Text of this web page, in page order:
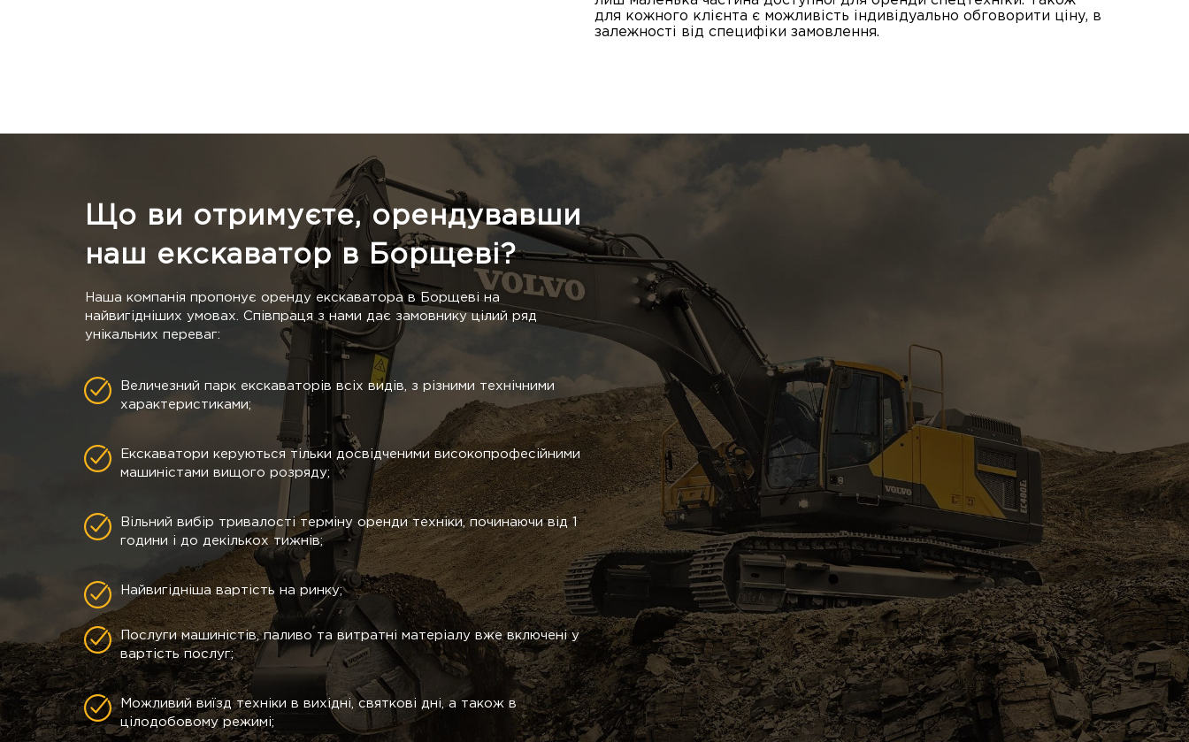
для кожного клієнта є можливість індивідуально обговорити ціну, в
залежності від специфіки замовлення.
Що ви отримуєте, орендувавши
наш екскаватор в Борщеві?
Наша компанія пропонує оренду екскаватора в Борщеві на
найвигідніших умовах. Співпраця з нами дає замовнику цілий ряд
унікальних переваг:
Величезний парк екскаваторів всіх видів, з різними технічними
характеристиками;
Екскаватори керуються тільки досвідченими високопрофесійними
машиністами вищого розряду;
Вільний вибір тривалості терміну оренди техніки, починаючи від 1
години і до декількох тижнів;
Найвигідніша вартість на ринку;
Послуги машиністів, паливо та витратні матеріалу вже включені у
вартість послуг;
Можливий виїзд техніки в вихідні, святкові дні, а також в
цілодобовому режимі;